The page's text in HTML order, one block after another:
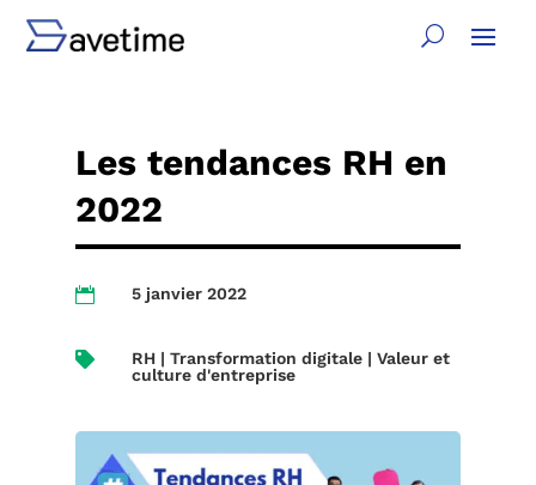
Les tendances RH en
2022
 5 janvier 2022

RH | Transformation digitale | Valeur et
culture d'entreprise